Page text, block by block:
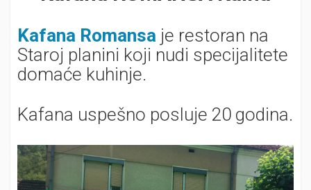
Kafana Romansa je restoran na
Staroj planini koji nudi specijalitete
domaće kuhinje.
Kafana uspešno posluje 20 godina.